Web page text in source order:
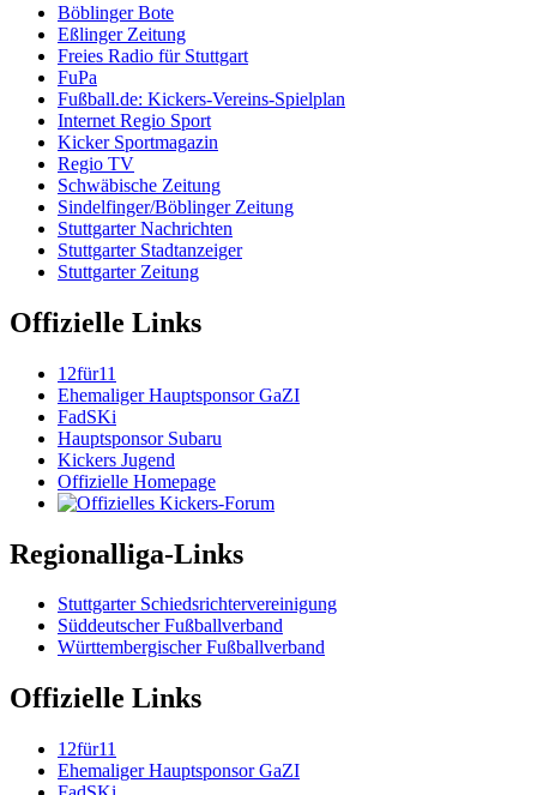
Böblinger Bote
Eßlinger Zeitung
Freies Radio für Stuttgart
FuPa
Fußball.de: Kickers-Vereins-Spielplan
Internet Regio Sport
Kicker Sportmagazin
Regio TV
Schwäbische Zeitung
Sindelfinger/Böblinger Zeitung
Stuttgarter Nachrichten
Stuttgarter Stadtanzeiger
Stuttgarter Zeitung
Offizielle Links
12für11
Ehemaliger Hauptsponsor GaZI
FadSKi
Hauptsponsor Subaru
Kickers Jugend
Offizielle Homepage
Regionalliga-Links
Stuttgarter Schiedsrichtervereinigung
Süddeutscher Fußballverband
Württembergischer Fußballverband
Offizielle Links
12für11
Ehemaliger Hauptsponsor GaZI